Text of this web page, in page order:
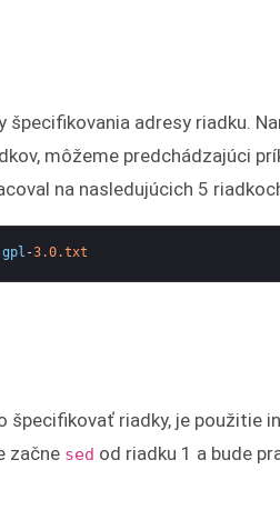
špecifikovania adresy riadku.
môžeme predchádzajúci
na nasledujúcich 5
gpl -3.0.txt
špecifikovať riadky, je použitie
začne sed od riadku 1 a bude